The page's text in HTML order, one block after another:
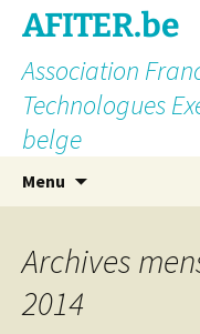
AFITER.be
Association
Technologues
belge
Menu
Archives
2014